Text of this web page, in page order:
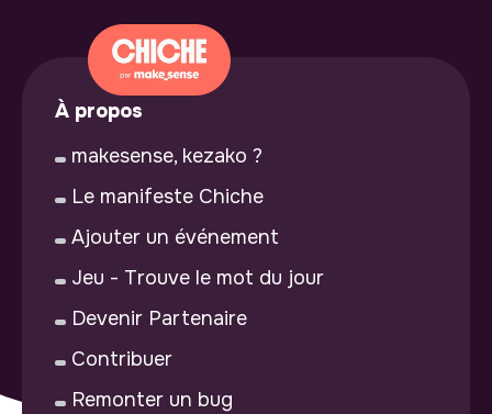
À propos
makesense, kezako ?
Le manifeste Chiche
Ajouter un événement
Jeu - Trouve le mot du jour
Devenir Partenaire
Contribuer
Remonter un bug